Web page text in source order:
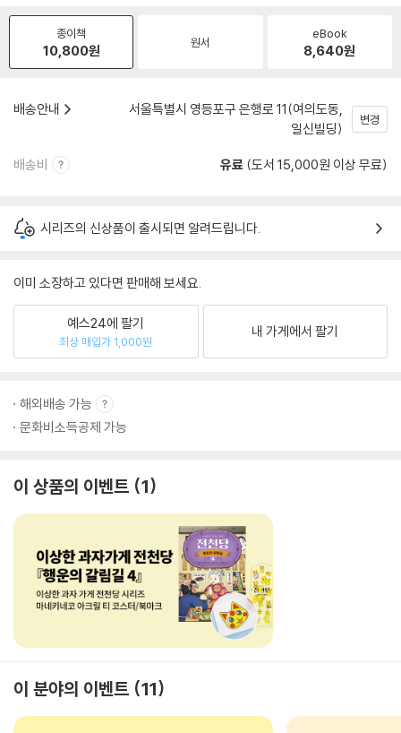
종이책
10,800원 원서
eBook
8,640원
배송안내
서울특별시 영등포구 은행로 11(여의도동,
일신빌딩)
변경
배송비 유료 (도서 15,000원 이상 무료)
시리즈의 신상품이 출시되면 알려드립니다.
이미 소장하고 있다면 판매해 보세요.
예스24에 팔기
최상 매입가 1,000원
내 가게에서 팔기
해외배송 가능
문화비소득공제 가능
이 상품의 이벤트 1
이 분야의 이벤트 11